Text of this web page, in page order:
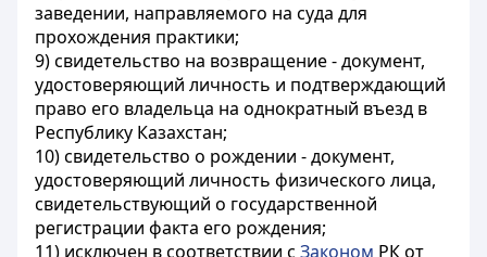
заведении, направляемого на суда для
прохождения практики;
9) свидетельство на возвращение - документ,
удостоверяющий личность и подтверждающий
право его владельца на однократный въезд в
Республику Казахстан;
10) свидетельство о рождении - документ,
удостоверяющий личность физического лица,
свидетельствующий о государственной
регистрации факта его рождения;
11) исключен в соответствии с Законом РК от